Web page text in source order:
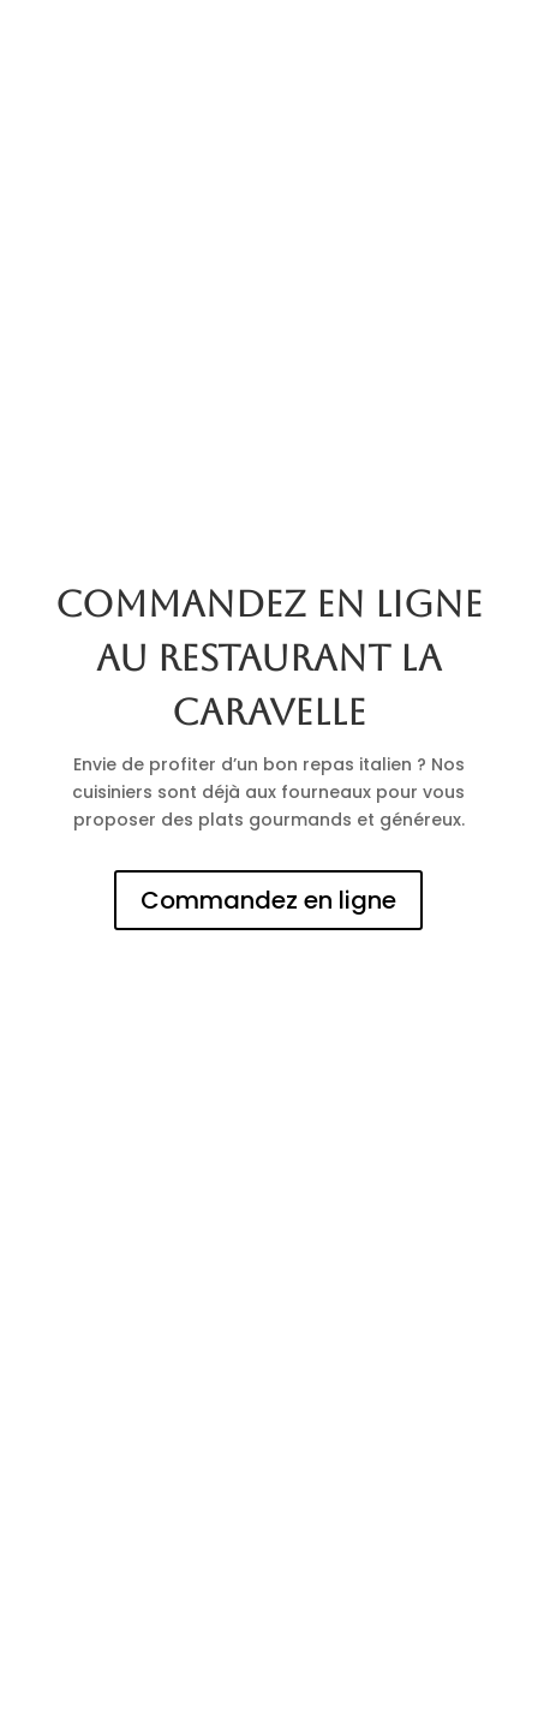
Commandez en ligne
au restaurant La
Caravelle
Envie de profiter d’un bon repas italien ? Nos
cuisiniers sont déjà aux fourneaux pour vous
proposer des plats gourmands et généreux.
Commandez en ligne